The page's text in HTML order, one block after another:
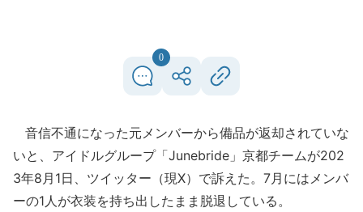
0
音信不通になった元メンバーから備品が返却されていな
いと、アイドルグループ「Junebride」京都チームが202
3年8月1日、ツイッター（現X）で訴えた。7月にはメンバ
ーの1人が衣装を持ち出したまま脱退している。